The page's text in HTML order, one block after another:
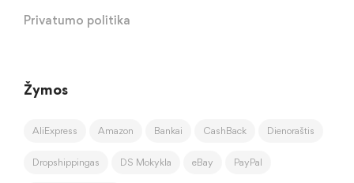
Privatumo politika
Žymos
AliExpress Amazon Bankai CashBack Dienoraštis
Dropshippingas DS Mokykla eBay PayPal